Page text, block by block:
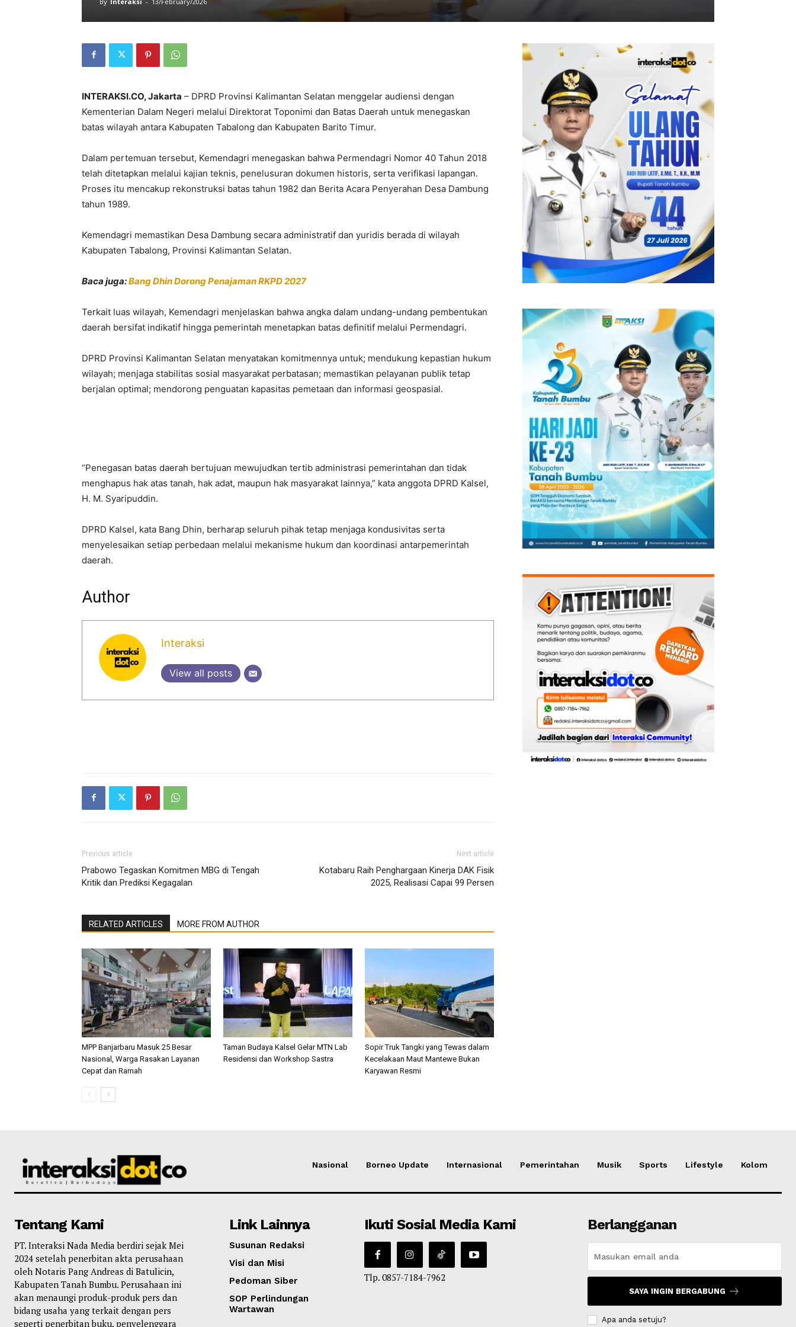
INTERAKSI.CO, Jakarta – DPRD Provinsi Kalimantan Selatan menggelar audiensi dengan
Kementerian Dalam Negeri melalui Direktorat Toponimi dan Batas Daerah untuk menegaskan
batas wilayah antara Kabupaten Tabalong dan Kabupaten Barito Timur.
Dalam pertemuan tersebut, Kemendagri menegaskan bahwa Permendagri Nomor 40 Tahun 2018
telah ditetapkan melalui kajian teknis, penelusuran dokumen historis, serta verifikasi lapangan.
Proses itu mencakup rekonstruksi batas tahun 1982 dan Berita Acara Penyerahan Desa Dambung
tahun 1989.
Kemendagri memastikan Desa Dambung secara administratif dan yuridis berada di wilayah
Kabupaten Tabalong, Provinsi Kalimantan Selatan.
Baca juga:Bang Dhin Dorong Penajaman RKPD 2027
Terkait luas wilayah, Kemendagri menjelaskan bahwa angka dalam undang-undang pembentukan
daerah bersifat indikatif hingga pemerintah menetapkan batas definitif melalui Permendagri.
DPRD Provinsi Kalimantan Selatan menyatakan komitmennya untuk; mendukung kepastian hukum
wilayah; menjaga stabilitas sosial masyarakat perbatasan; memastikan pelayanan publik tetap
berjalan optimal; mendorong penguatan kapasitas pemetaan dan informasi geospasial.
“Penegasan batas daerah bertujuan mewujudkan tertib administrasi pemerintahan dan tidak
menghapus hak atas tanah, hak adat, maupun hak masyarakat lainnya,” kata anggota DPRD Kalsel,
H. M. Syaripuddin.
DPRD Kalsel, kata Bang Dhin, berharap seluruh pihak tetap menjaga kondusivitas serta
menyelesaikan setiap perbedaan melalui mekanisme hukum dan koordinasi antarpemerintah
daerah.
Author
Interaksi
View all posts
Previous article
Prabowo Tegaskan Komitmen MBG di Tengah
Kritik dan Prediksi Kegagalan
Next article
Kotabaru Raih Penghargaan Kinerja DAK Fisik
2025, Realisasi Capai 99 Persen
RELATED ARTICLES MORE FROM AUTHOR
MPP Banjarbaru Masuk 25 Besar
Nasional, Warga Rasakan Layanan
Cepat dan Ramah
Taman Budaya Kalsel Gelar MTN Lab
Residensi dan Workshop Sastra
Sopir Truk Tangki yang Tewas dalam
Kecelakaan Maut Mantewe Bukan
Karyawan Resmi
Nasional Borneo Update Internasional Pemerintahan Musik Sports Lifestyle Kolom
Tentang Kami
PT. Interaksi Nada Media berdiri sejak Mei
2024 setelah penerbitan akta perusahaan
oleh Notaris Pang Andreas di Batulicin,
Kabupaten Tanah Bumbu. Perusahaan ini
akan menaungi produk-produk pers dan
bidang usaha yang terkait dengan pers
seperti penerbitan buku, penyelenggara
Link Lainnya
Susunan Redaksi
Visi dan Misi
Pedoman Siber
SOP Perlindungan
Wartawan
Ikuti Sosial Media Kami
Tlp. 0857-7184-7962
Berlangganan
SAYA INGIN BERGABUNG
Apa anda setuju?